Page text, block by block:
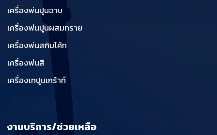
เครื่องพ่นปูนฉาบ
เครื่องพ่นปูนผสมทราย
เครื่องพ่นสกิมโค้ท
เครื่องพ่นสี
เครื่องเทปูนเกร้าท์
งานบริการ/ช่วยเหลือ